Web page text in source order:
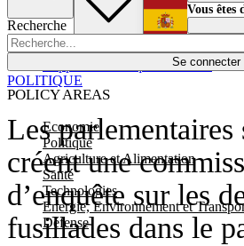
Recherche
Se connecter
POLICY AREAS
Economie
Politique
Agriculture et Alimentation
Santé
Technologies
Energie, Environnement et
Défense
Économie
Español
Vous êtes
Les parlementaires
créent une
d’enquête sur les
fusillades dans le
POLITIQUE